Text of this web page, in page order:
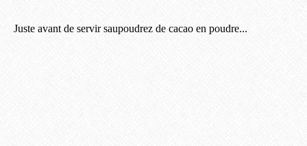
Juste avant de servir saupoudrez de cacao en poudre...